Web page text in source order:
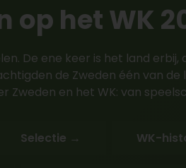
op het WK
De ene keer is het land
de Zweden één van
Zweden en het WK: van
Selectie → WK-